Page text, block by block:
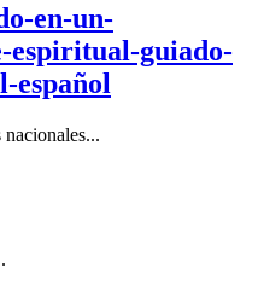
en-un-
espiritual-guiado-
español
nacionales...